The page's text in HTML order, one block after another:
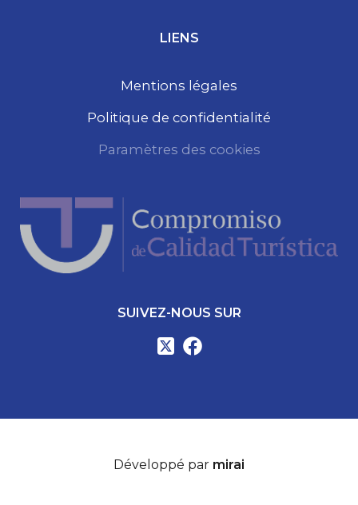
LIENS
Mentions légales
Politique de confidentialité
Paramètres des cookies
SUIVEZ-NOUS SUR
Développé par mirai